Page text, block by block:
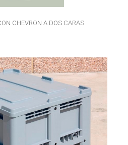
CHEVRON A DOS CARAS